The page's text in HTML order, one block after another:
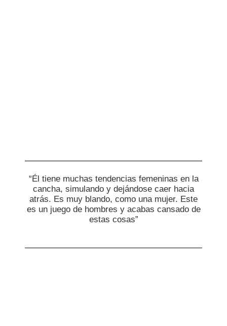
“Él tiene muchas tendencias femeninas en la
cancha, simulando y dejándose caer hacia
atrás. Es muy blando, como una mujer. Este
es un juego de hombres y acabas cansado de
estas cosas”